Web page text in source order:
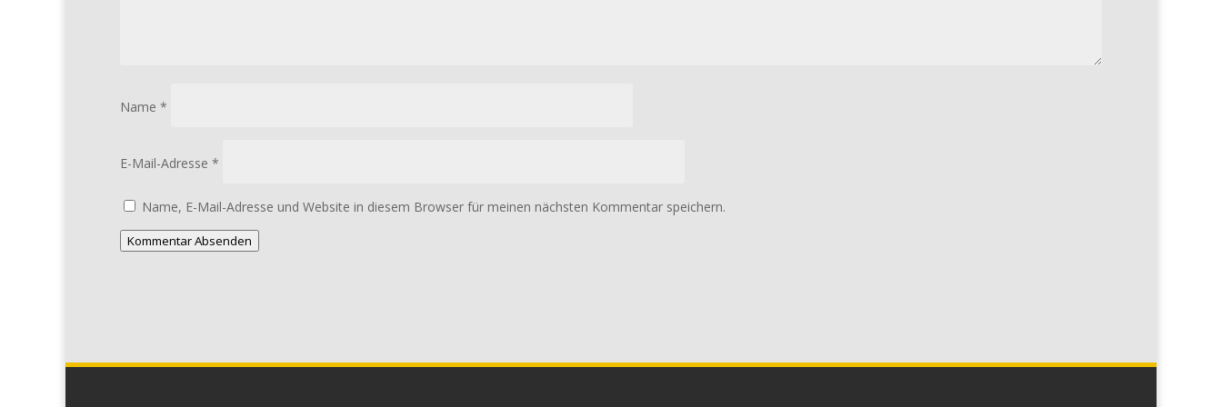
Name *
E-Mail-Adresse *
Name, E-Mail-Adresse und Website in diesem Browser für meinen nächsten Kommentar speichern.
Kommentar Absenden